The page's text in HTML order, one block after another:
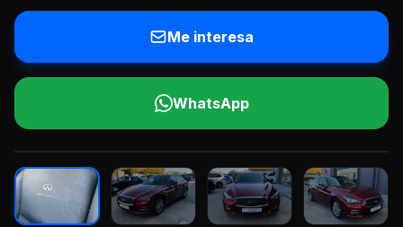
Me interesa
WhatsApp